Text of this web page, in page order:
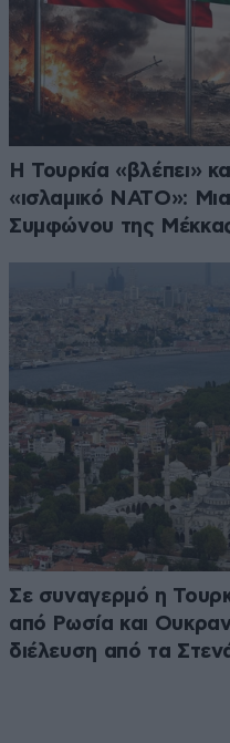
Η Τουρκία «βλέπει»
«ισλαμικό ΝΑΤΟ»:
Συμφώνου της
Σε συναγερμό η
από Ρωσία και
διέλευση από τα